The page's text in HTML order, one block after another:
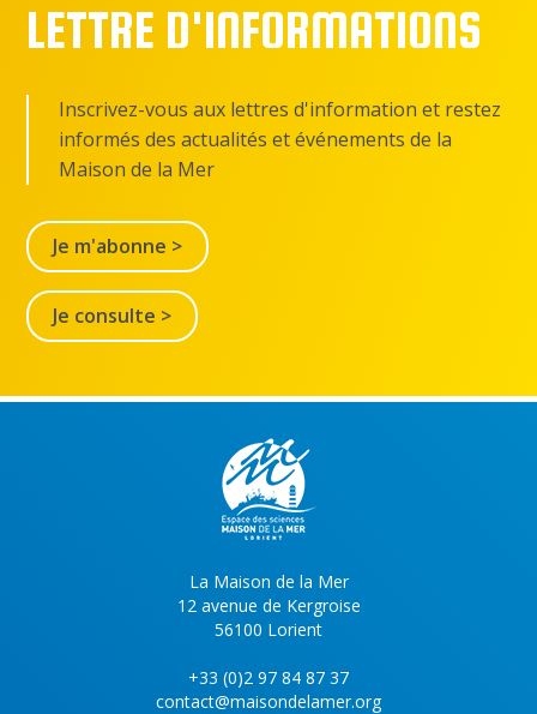
LETTRE D'INFORMATIONS
Inscrivez-vous aux lettres d'information et restez
informés des actualités et événements de la
Maison de la Mer
Je m'abonne >
Je consulte >
La Maison de la Mer
12 avenue de Kergroise
56100 Lorient
+33 (0)2 97 84 87 37
contact@maisondelamer.org